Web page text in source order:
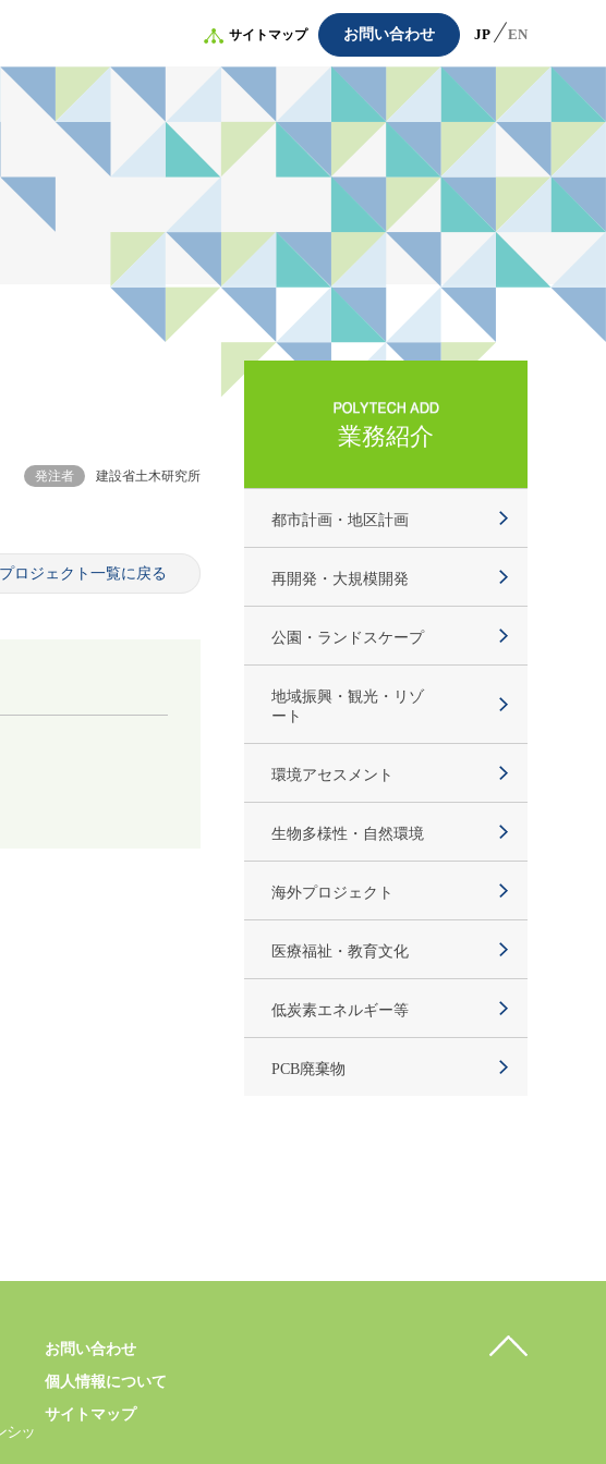
サイトマップ お問い合わせ JP EN
発注者 建設省土木研究所
プロジェクト一覧に戻る
業務紹介
都市計画・地区計画
再開発・大規模開発
公園・ランドスケープ
地域振興・観光・リゾ
ート
環境アセスメント
生物多様性・自然環境
海外プロジェクト
医療福祉・教育文化
低炭素エネルギー等
PCB廃棄物
シッ
お問い合わせ
個人情報について
サイトマップ